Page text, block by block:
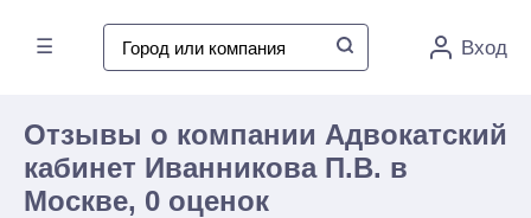
☰ Вход
Отзывы о компании Адвокатский
кабинет Иванникова П.В. в
Москве, 0 оценок